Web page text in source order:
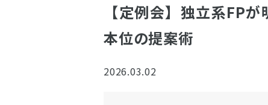
【定例会】独立系FP
本位の提案術
2026.03.02